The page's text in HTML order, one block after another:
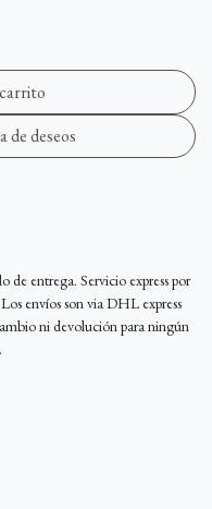
de deseos
de entrega. Servicio express por
envíos son via DHL express
ni devolución para ningún